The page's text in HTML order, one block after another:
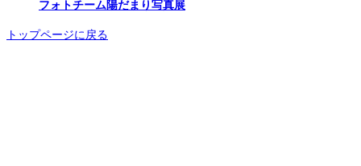
フォトチーム陽だまり写真展
トップページに戻る